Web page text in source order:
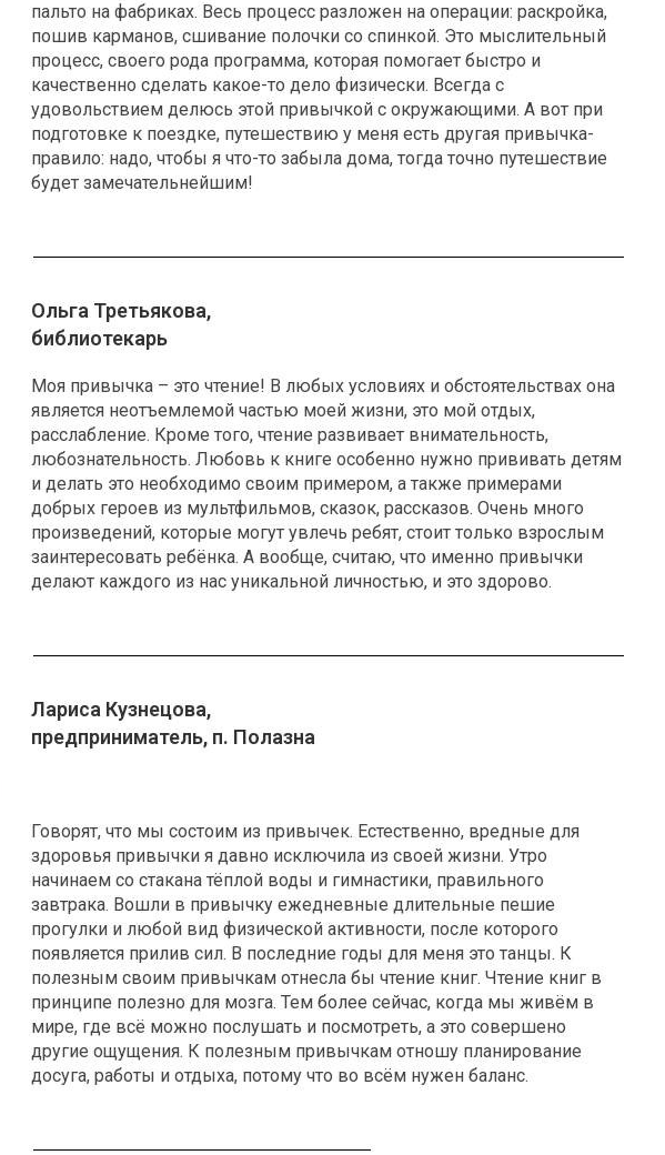
пальто на фабриках. Весь процесс разложен на операции: раскройка,
пошив карманов, сшивание полочки со спинкой. Это мыслительный
процесс, своего рода программа, которая помогает быстро и
качественно сделать какое-то дело физически. Всегда с
удовольствием делюсь этой привычкой с окружающими. А вот при
подготовке к поездке, путешествию у меня есть другая привычка-
правило: надо, чтобы я что-то забыла дома, тогда точно путешествие
будет замечательнейшим!
Ольга Третьякова,
библиотекарь
Моя привычка – это чтение! В любых условиях и обстоятельствах она
является неотъемлемой частью моей жизни, это мой отдых,
расслабление. Кроме того, чтение развивает внимательность,
любознательность. Любовь к книге особенно нужно прививать детям
и делать это необходимо своим примером, а также примерами
добрых героев из мультфильмов, сказок, рассказов. Очень много
произведений, которые могут увлечь ребят, стоит только взрослым
заинтересовать ребёнка. А вообще, считаю, что именно привычки
делают каждого из нас уникальной личностью, и это здорово.
Лариса Кузнецова,
предприниматель, п. Полазна
Говорят, что мы состоим из привычек. Естественно, вредные для
здоровья привычки я давно исключила из своей жизни. Утро
начинаем со стакана тёплой воды и гимнастики, правильного
завтрака. Вошли в привычку ежедневные длительные пешие
прогулки и любой вид физической активности, после которого
появляется прилив сил. В последние годы для меня это танцы. К
полезным своим привычкам отнесла бы чтение книг. Чтение книг в
принципе полезно для мозга. Тем более сейчас, когда мы живём в
мире, где всё можно послушать и посмотреть, а это совершено
другие ощущения. К полезным привычкам отношу планирование
досуга, работы и отдыха, потому что во всём нужен баланс.